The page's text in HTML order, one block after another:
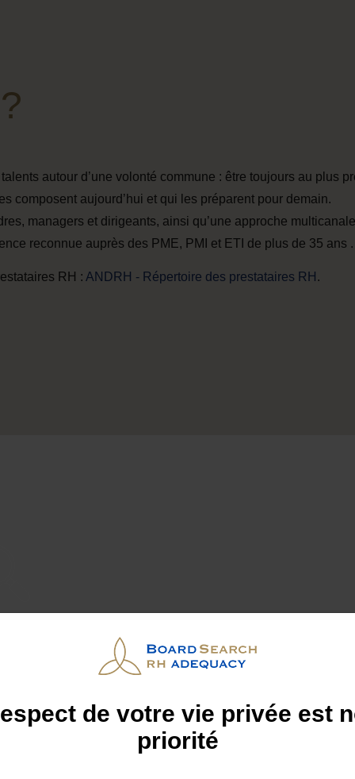
autour d’une volonté commune : être toujours au plus
composent aujourd’hui et qui les préparent pour demain.
managers et dirigeants, ainsi qu’une approche
reconnue auprès des PME, PMI et ETI de plus de 35 ans .
RH : ANDRH - Répertoire des prestataires RH .
autour de la méthode de l’Approche Directe
!
de votre vie privée est
priorité